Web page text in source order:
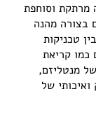
מרתקת וסוחפת
בצורה מהנה
טכניקות
כמו קריאת
מנטליזם,
של